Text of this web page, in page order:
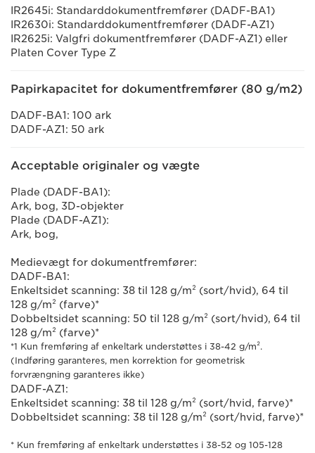
IR2645i: Standarddokumentfremfører (DADF-BA1)
IR2630i: Standarddokumentfremfører (DADF-AZ1)
IR2625i: Valgfri dokumentfremfører (DADF-AZ1) eller
Platen Cover Type Z
Papirkapacitet for dokumentfremfører (80 g/m2)
DADF-BA1: 100 ark
DADF-AZ1: 50 ark
Acceptable originaler og vægte
Plade (DADF-BA1):
Ark, bog, 3D-objekter
Plade (DADF-AZ1):
Ark, bog,
Medievægt for dokumentfremfører:
DADF-BA1:
Enkeltsidet scanning: 38 til 128 g/m² (sort/hvid), 64 til
128 g/m² (farve)*
Dobbeltsidet scanning: 50 til 128 g/m² (sort/hvid), 64 til
128 g/m² (farve)*
*1 Kun fremføring af enkeltark understøttes i 38-42 g/m².
(Indføring garanteres, men korrektion for geometrisk
forvrængning garanteres ikke)
DADF-AZ1:
Enkeltsidet scanning: 38 til 128 g/m² (sort/hvid, farve)*
Dobbeltsidet scanning: 38 til 128 g/m² (sort/hvid, farve)*
* Kun fremføring af enkeltark understøttes i 38-52 og 105-128